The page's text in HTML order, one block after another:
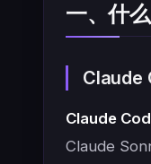
一、什
Claude
Claude
Claude